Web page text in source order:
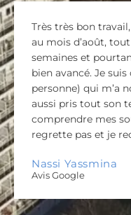
Très très bon
au mois d’août,
semaines et
bien avancé. Je
personne) qui m’a
aussi pris tout son
comprendre mes
regrette pas et je
Nassi Yassmina
Avis Google